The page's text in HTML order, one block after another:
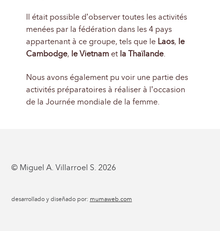
Il était possible d’observer toutes les activités
menées par la fédération dans les 4 pays
appartenant à ce groupe, tels que le Laos,
le
Cambodge, le Vietnamet la Thaïlande.
Nous avons également pu voir une partie des
activités préparatoires à réaliser à l’occasion
de la Journée mondiale de la femme.
© Miguel A. Villarroel S. 2026
desarrollado y diseñado por: mumaweb.com